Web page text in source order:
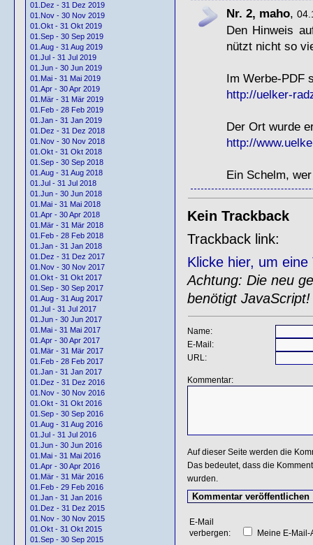
01.Dez - 31 Dez 2019
01.Nov - 30 Nov 2019
01.Okt - 31 Okt 2019
01.Sep - 30 Sep 2019
01.Aug - 31 Aug 2019
01.Jul - 31 Jul 2019
01.Jun - 30 Jun 2019
01.Mai - 31 Mai 2019
01.Apr - 30 Apr 2019
01.Mär - 31 Mär 2019
01.Feb - 28 Feb 2019
01.Jan - 31 Jan 2019
01.Dez - 31 Dez 2018
01.Nov - 30 Nov 2018
01.Okt - 31 Okt 2018
01.Sep - 30 Sep 2018
01.Aug - 31 Aug 2018
01.Jul - 31 Jul 2018
01.Jun - 30 Jun 2018
01.Mai - 31 Mai 2018
01.Apr - 30 Apr 2018
01.Mär - 31 Mär 2018
01.Feb - 28 Feb 2018
01.Jan - 31 Jan 2018
01.Dez - 31 Dez 2017
01.Nov - 30 Nov 2017
01.Okt - 31 Okt 2017
01.Sep - 30 Sep 2017
01.Aug - 31 Aug 2017
01.Jul - 31 Jul 2017
01.Jun - 30 Jun 2017
01.Mai - 31 Mai 2017
01.Apr - 30 Apr 2017
01.Mär - 31 Mär 2017
01.Feb - 28 Feb 2017
01.Jan - 31 Jan 2017
01.Dez - 31 Dez 2016
01.Nov - 30 Nov 2016
01.Okt - 31 Okt 2016
01.Sep - 30 Sep 2016
01.Aug - 31 Aug 2016
01.Jul - 31 Jul 2016
01.Jun - 30 Jun 2016
01.Mai - 31 Mai 2016
01.Apr - 30 Apr 2016
01.Mär - 31 Mär 2016
01.Feb - 29 Feb 2016
01.Jan - 31 Jan 2016
01.Dez - 31 Dez 2015
01.Nov - 30 Nov 2015
01.Okt - 31 Okt 2015
01.Sep - 30 Sep 2015
Nr. 2, maho,
Den Hinweis
nützt nicht so
Im Werbe-PDF
http://uelker-
Der Ort wurde
http://
Ein Schelm,
Kein Trackback
Trackback link:
Klicke hier, um
Achtung: Die neu
benötigt JavaScript!
Name:
E-Mail:
URL:
Kommentar:
Auf dieser Seite werden die
Das bedeutet, dass die
wurden.
E-Mail
verbergen:
Meine E-